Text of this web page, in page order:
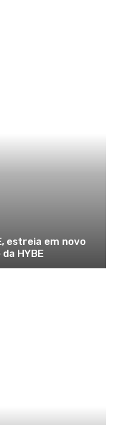
estreia em novo
HYBE